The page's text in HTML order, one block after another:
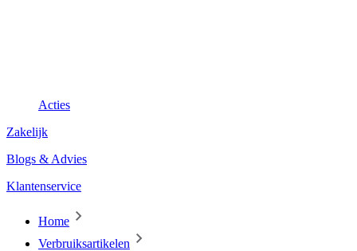
Acties
Zakelijk
Blogs & Advies
Klantenservice
Home
Verbruiksartikelen